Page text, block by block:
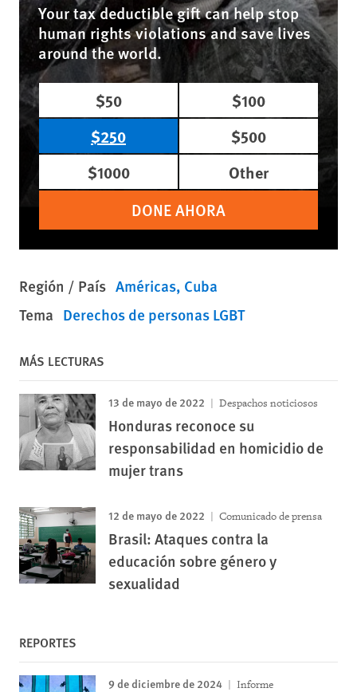
Your tax deductible gift can help stop
human rights violations and save lives
around the world.
$50
$100
$250
$500
$1000
Other
DONE AHORA
Región / País Américas Cuba
Tema Derechos de personas LGBT
MÁS LECTURAS
13 de mayo de 2022 Despachos noticiosos
Honduras reconoce su
responsabilidad en homicidio de
mujer trans
12 de mayo de 2022 Comunicado de prensa
Brasil: Ataques contra la
educación sobre género y
sexualidad
REPORTES
9 de diciembre de 2024 Informe